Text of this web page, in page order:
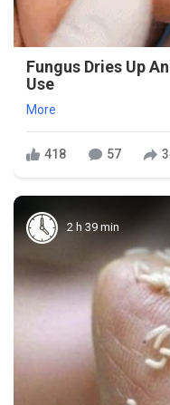
Fungus Dries Up
Use
More
418 57
2 h 39 min